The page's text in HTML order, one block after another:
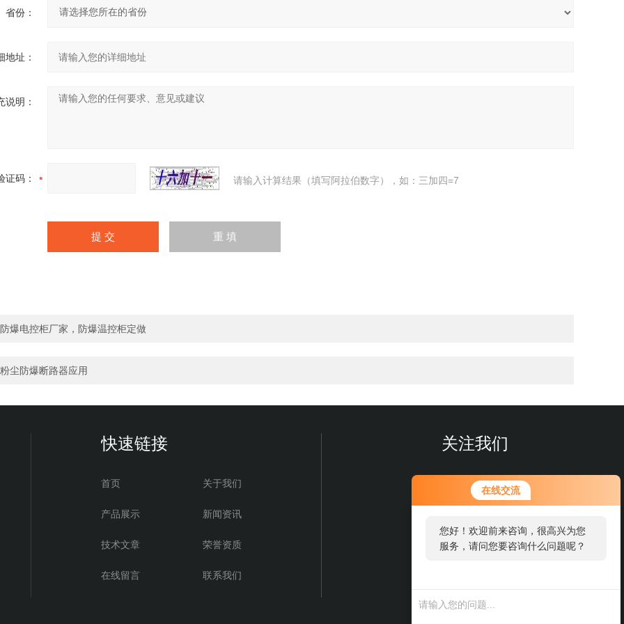
在线交流
您好！欢迎前来咨询，很高兴为您
服务，请问您要咨询什么问题呢？
省份：
地址：
说明：
证码： 请输入计算结果（填写阿拉伯数字），如：三加四=7
防爆电控柜厂家，防爆温控柜定做
粉尘防爆断路器应用
快速链接
首页 关于我们
产品展示 新闻资讯
技术文章 荣誉资质
在线留言 联系我们
关注我们